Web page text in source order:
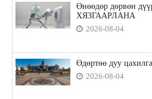
Өнөөдөр дөрвөн
ХЯЗГААРЛАНА
2026-08-04
Өдөртөө дуу
2026-08-04